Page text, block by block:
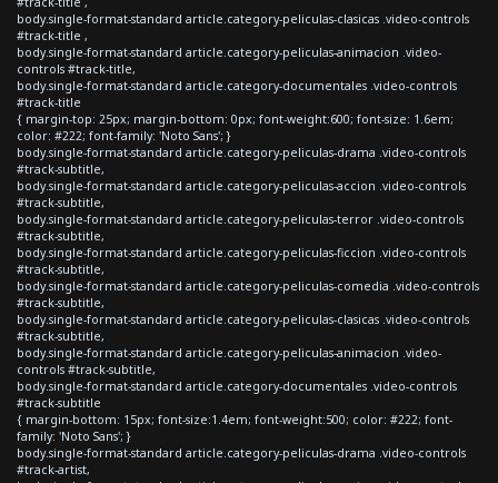
body.single-format-standard article.category-peliculas-clasicas .video-controls
#track-title ,
body.single-format-standard article.category-peliculas-animacion .video-
controls #track-title,
body.single-format-standard article.category-documentales .video-controls
#track-title
{ margin-top: 25px; margin-bottom: 0px; font-weight:600; font-size: 1.6em;
color: #222; font-family: 'Noto Sans'; }
body.single-format-standard article.category-peliculas-drama .video-controls
#track-subtitle,
body.single-format-standard article.category-peliculas-accion .video-controls
#track-subtitle,
body.single-format-standard article.category-peliculas-terror .video-controls
#track-subtitle,
body.single-format-standard article.category-peliculas-ficcion .video-controls
#track-subtitle,
body.single-format-standard article.category-peliculas-comedia .video-controls
#track-subtitle,
body.single-format-standard article.category-peliculas-clasicas .video-controls
#track-subtitle,
body.single-format-standard article.category-peliculas-animacion .video-
controls #track-subtitle,
body.single-format-standard article.category-documentales .video-controls
#track-subtitle
{ margin-bottom: 15px; font-size:1.4em; font-weight:500; color: #222; font-
family: 'Noto Sans'; }
body.single-format-standard article.category-peliculas-drama .video-controls
#track-artist,